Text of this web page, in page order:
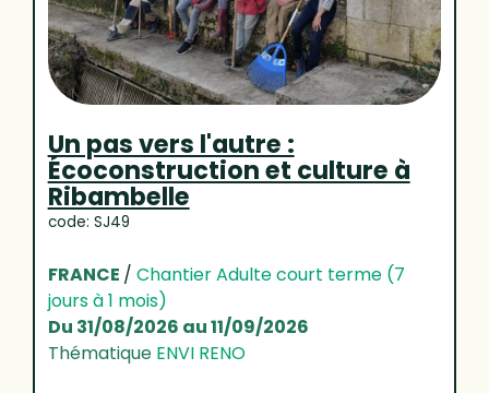
Un pas vers l'autre :
Écoconstruction et culture à
Ribambelle
code: SJ49
FRANCE / Chantier Adulte court terme (7
jours à 1 mois)
Du 31/08/2026 au 11/09/2026
Thématique ENVI RENO